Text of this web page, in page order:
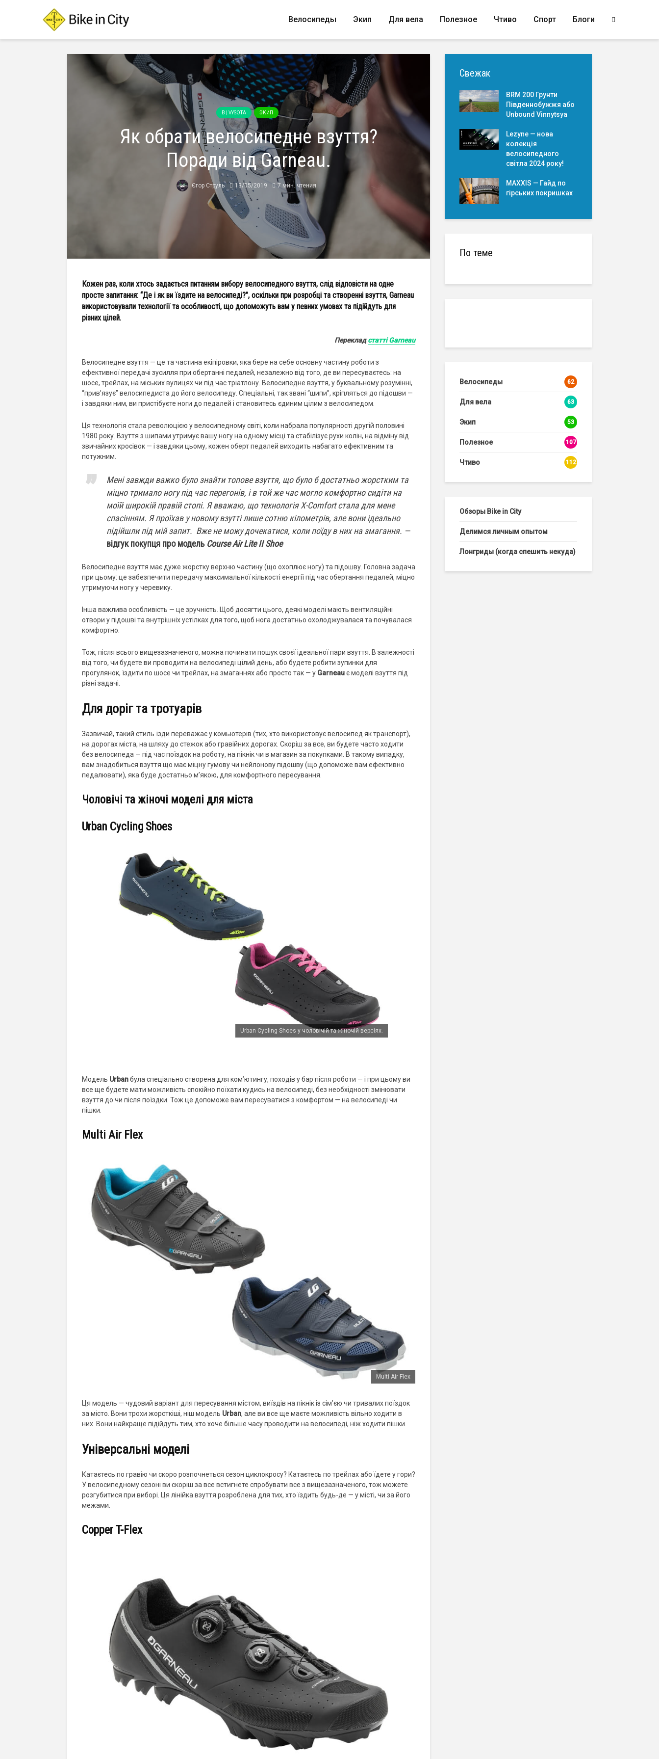
Велосипеды Экип Для вела Полезное Чтиво Спорт Блоги
B | VYSOTA ЭКИП
Як обрати велосипедне взуття?
Поради від Garneau.
Єгор Струль 13/05/2019 7 мин. чтения
Кожен раз, коли хтось задається питанням вибору велосипедного взуття, слід відповісти на одне
просте запитання: “Де і як ви їздите на велосипеді?”, оскільки при розробці та створенні взуття, Garneau
використовували технології та особливості, що допоможуть вам у певних умовах та підійдуть для
різних цілей.
Перекладстатті Garneau
Велосипедне взуття — це та частина екіпіровки, яка бере на себе основну частину роботи з
ефективної передачі зусилля при обертанні педалей, незалежно від того, де ви пересуваєтесь: на
шосе, трейлах, на міських вулицях чи під час тріатлону. Велосипедне взуття, у буквальному розумінні,
“прив’язує” велосипедиста до його велосипеду. Спеціальні, так звані “шипи”, кріпляться до підошви —
і завдяки ним, ви пристібуєте ноги до педалей і становитесь єдиним цілим з велосипедом.
Ця технологія стала революцією у велосипедному світі, коли набрала популярності другій половині
1980 року. Взуття з шипами утримує вашу ногу на одному місці та стабілізує рухи колін, на відміну від
звичайних кросівок — і завдяки цьому, кожен оберт педалей виходить набагато ефективним та
потужним.
Мені завжди важко було знайти топове взуття, що було б достатньо жорстким та
міцно тримало ногу під час перегонів, і в той же час могло комфортно сидіти на
моїй широкій правій стопі. Я вважаю, що технологія X-Comfort стала для мене
спасінням. Я проїхав у новому взутті лише сотню кілометрів, але вони ідеально
підійшли під мій запит. Вже не можу дочекатися, коли поїду в них на змагання. —
відгук покупця про модель Course Air Lite II Shoe
Велосипедне взуття має дуже жорстку верхню частину (що охоплює ногу) та підошву. Головна задача
при цьому: це забезпечити передачу максимальної кількості енергії під час обертання педалей, міцно
утримуючи ногу у черевику.
Інша важлива особливість — це зручність. Щоб досягти цього, деякі моделі мають вентиляційні
отвори у підошві та внутрішніх устілках для того, щоб нога достатньо охолоджувалася та почувалася
комфортно.
Тож, після всього вищезазначеного, можна починати пошук своєї ідеальної пари взуття. В залежності
від того, чи будете ви проводити на велосипеді цілий день, або будете робити зупинки для
прогулянок, їздити по шосе чи трейлах, на змаганнях або просто так — у Garneauє моделі взуття під
різні задачі.
Для доріг та тротуарів
Зазвичай, такий стиль їзди переважає у комьютерів (тих, хто використовує велосипед як транспорт),
на дорогах міста, на шляху до стежок або гравійних дорогах. Скоріш за все, ви будете часто ходити
без велосипеда — під час поїздок на роботу, на пікнік чи в магазин за покупками. В такому випадку,
вам знадобиться взуття що має міцну гумову чи нейлонову підошву (що допоможе вам ефективно
педалювати), яка буде достатньо м’якою, для комфортного пересування.
Чоловічі та жіночі моделі для міста
Urban Cycling Shoes
Urban Cycling Shoes у чоловічій та жіночій версіях.
Модель Urbanбула спеціально створена для ком’ютингу, походів у бар після роботи — і при цьому ви
все ще будете мати можливість спокійно поїхати кудись на велосипеді, без необхідності змінювати
взуття до чи після поїздки. Тож це допоможе вам пересуватися з комфортом — на велосипеді чи
пішки.
Multi Air Flex
Multi Air Flex
Ця модель — чудовий варіант для пересування містом, виїздів на пікнік із сім’єю чи тривалих поїздок
за місто. Вони трохи жорсткіші, ніш модель Urban, але ви все ще маєте можливість вільно ходити в
них. Вони найкраще підійдуть тим, хто хоче більше часу проводити на велосипеді, ніж ходити пішки.
Універсальні моделі
Катаєтесь по гравію чи скоро розпочнеться сезон циклокросу? Катаєтесь по трейлах або їдете у гори?
У велосипедному сезоні ви скоріш за все встигнете спробувати все з вищезазначеного, тож можете
розгубитися при виборі. Ця лінійка взуття розроблена для тих, хто їздить будь-де — у місті, чи за його
межами.
Copper T-Flex
Свежак
BRM 200 Грунти
Південнобужжя або
Unbound Vinnytsya
Lezyne — нова
колекція
велосипедного
світла 2024 року!
MAXXIS — Гайд по
гірських покришкаx
По теме
Велосипеды 62
Для вела 63
Экип 53
Полезное 107
Чтиво 112
Обзоры Bike in City
Делимся личным опытом
Лонгриды (когда спешить некуда)